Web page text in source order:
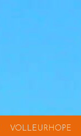
VOLLEURHOPE